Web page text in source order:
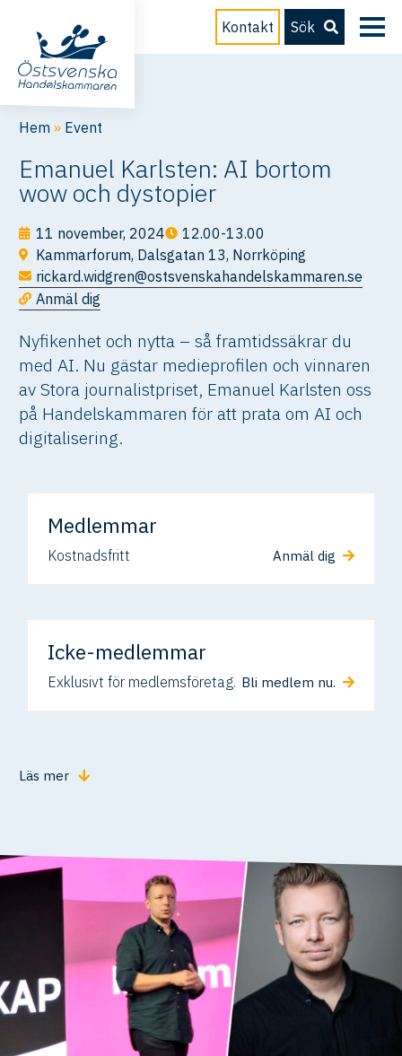
Kontakt Sök
Hem » Event
Emanuel Karlsten: AI bortom
wow och dystopier
11 november, 2024
12.00-13.00
Kammarforum, Dalsgatan 13, Norrköping
rickard.widgren@ostsvenskahandelskammaren.se
Anmäl dig
Nyfikenhet och nytta – så framtidssäkrar du
med AI. Nu gästar medieprofilen och vinnaren
av Stora journalistpriset, Emanuel Karlsten oss
på Handelskammaren för att prata om AI och
digitalisering.
Medlemmar
Kostnadsfritt Anmäl dig
Icke-medlemmar
Exklusivt för medlemsföretag. Bli medlem nu.
Läs mer